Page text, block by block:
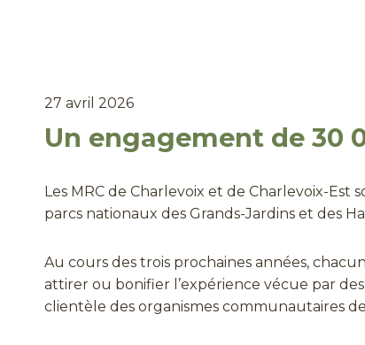
27 avril 2026
Un engagement de 30
Les MRC de Charlevoix et de Charlevoix-
parcs nationaux des Grands-Jardins et des
Au cours des trois prochaines années,
attirer ou bonifier l’expérience vécue par
clientèle des organismes communautaires